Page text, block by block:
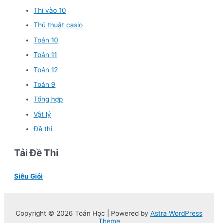
Thi vào 10
Thủ thuật casio
Toán 10
Toán 11
Toán 12
Toán 9
Tổng hợp
Vật lý
Đề thi
Tải Đề Thi
Siêu Giỏi
Copyright © 2026 Toán Học | Powered by Astra WordPress
Theme